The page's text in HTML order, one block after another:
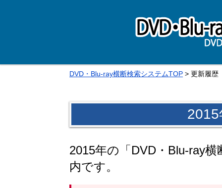
DVD・Blu-ray横断検索システムTOP > 更新履歴
2015年の「DVD・Blu-ray
内です。